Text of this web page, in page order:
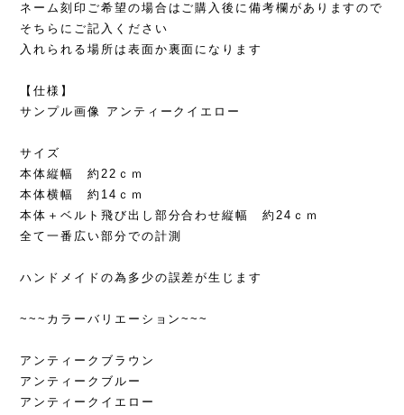
ネーム刻印ご希望の場合はご購入後に備考欄がありますので
そちらにご記入ください
入れられる場所は表面か裏面になります
【仕様】
サンプル画像 アンティークイエロー
サイズ
本体縦幅 約22ｃｍ
本体横幅 約14ｃｍ
本体＋ベルト飛び出し部分合わせ縦幅 約24ｃｍ
全て一番広い部分での計測
ハンドメイドの為多少の誤差が生じます
~~~カラーバリエーション~~~
アンティークブラウン
アンティークブルー
アンティークイエロー